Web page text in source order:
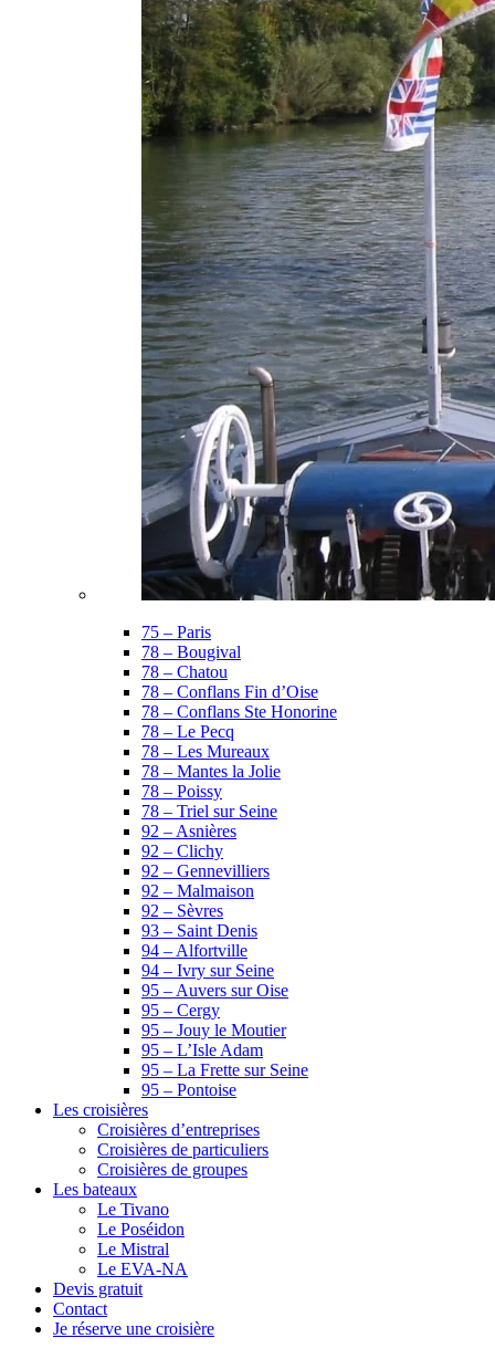
75 – Paris
78 – Bougival
78 – Chatou
78 – Conflans Fin d’Oise
78 – Conflans Ste Honorine
78 – Le Pecq
78 – Les Mureaux
78 – Mantes la Jolie
78 – Poissy
78 – Triel sur Seine
92 – Asnières
92 – Clichy
92 – Gennevilliers
92 – Malmaison
92 – Sèvres
93 – Saint Denis
94 – Alfortville
94 – Ivry sur Seine
95 – Auvers sur Oise
95 – Cergy
95 – Jouy le Moutier
95 – L’Isle Adam
95 – La Frette sur Seine
95 – Pontoise
Les croisières
Croisières d’entreprises
Croisières de particuliers
Croisières de groupes
Les bateaux
Le Tivano
Le Poséidon
Le Mistral
Le EVA-NA
Devis gratuit
Contact
Je réserve une croisière